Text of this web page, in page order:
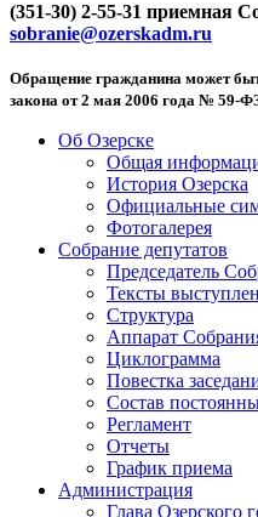
(351-30) 2-55-31 приемная
sobranie@ozerskadm.ru
Обращение гражданина может
закона от 2 мая 2006 года № 59-
Об Озерске
Общая
История Озерска
Официальные
Фотогалерея
Собрание депутатов
Председатель
Тексты
Структура
Аппарат
Циклограмма
Повестка
Состав
Регламент
Отчеты
График приема
Администрация
Глава Озерского